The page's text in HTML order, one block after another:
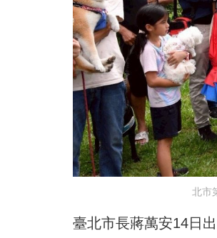
北市
臺北市長蔣萬安14日